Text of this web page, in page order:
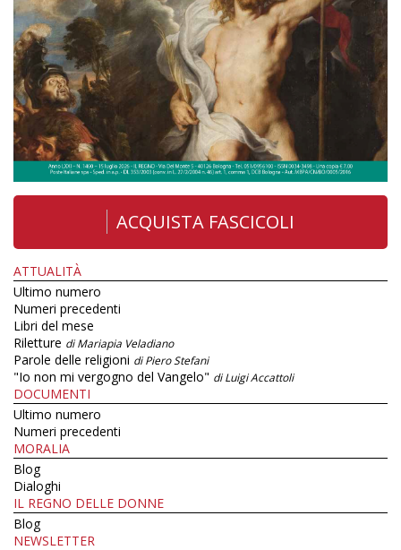
ACQUISTA FASCICOLI
ATTUALITÀ
Ultimo numero
Numeri precedenti
Libri del mese
Riletture di Mariapia Veladiano
Parole delle religioni di Piero Stefani
"Io non mi vergogno del Vangelo" di Luigi Accattoli
DOCUMENTI
Ultimo numero
Numeri precedenti
MORALIA
Blog
Dialoghi
IL REGNO DELLE DONNE
Blog
NEWSLETTER